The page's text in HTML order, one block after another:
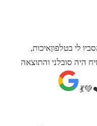
לי בטלפוןאיכות,
היה סובלני והתוצאה